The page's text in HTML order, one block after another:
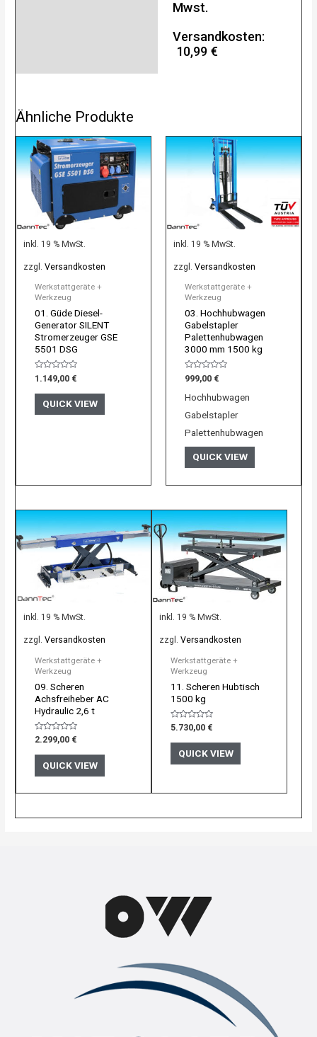
Mwst.
Versandkosten:
10,99 €
Ähnliche Produkte
inkl. 19 % MwSt.
zzgl.Versandkosten
Werkstattgeräte +
Werkzeug
01. Güde Diesel-
Generator SILENT
Stromerzeuger GSE
5501 DSG
Bewertet
mit
0
von
1.149,00 €
QUICK VIEW
inkl. 19 % MwSt.
zzgl. Versandkosten
Werkstattgeräte +
Werkzeug
03. Hochhubwagen
Gabelstapler
Palettenhubwagen
3000 mm 1500 kg
Bewertet
mit
von
999,00 €
Hochhubwagen
Gabelstapler
Palettenhubwagen
QUICK VIEW
inkl. 19 % MwSt.
zzgl.Versandkosten
Werkstattgeräte +
Werkzeug
09. Scheren
Achsfreiheber AC
Hydraulic 2,6 t
Bewertet
0
von
2.299,00 €
QUICK VIEW
inkl. 19 % MwSt.
zzgl. Versandkosten
Werkstattgeräte +
Werkzeug
11. Scheren Hubtisch
1500 kg
Bewertet
0
von
5.730,00 €
QUICK VIEW